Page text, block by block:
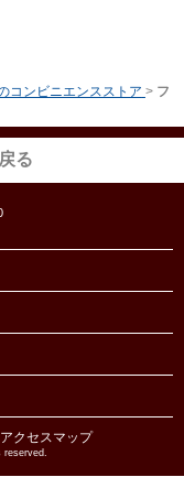
コンビニエンスストア > フ
る
アクセスマップ